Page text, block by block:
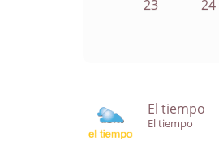
23 24
El tiempo
El tiempo